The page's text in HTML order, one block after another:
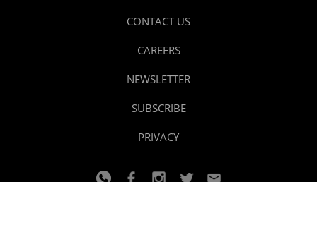
CONTACT US
CAREERS
NEWSLETTER
SUBSCRIBE
PRIVACY